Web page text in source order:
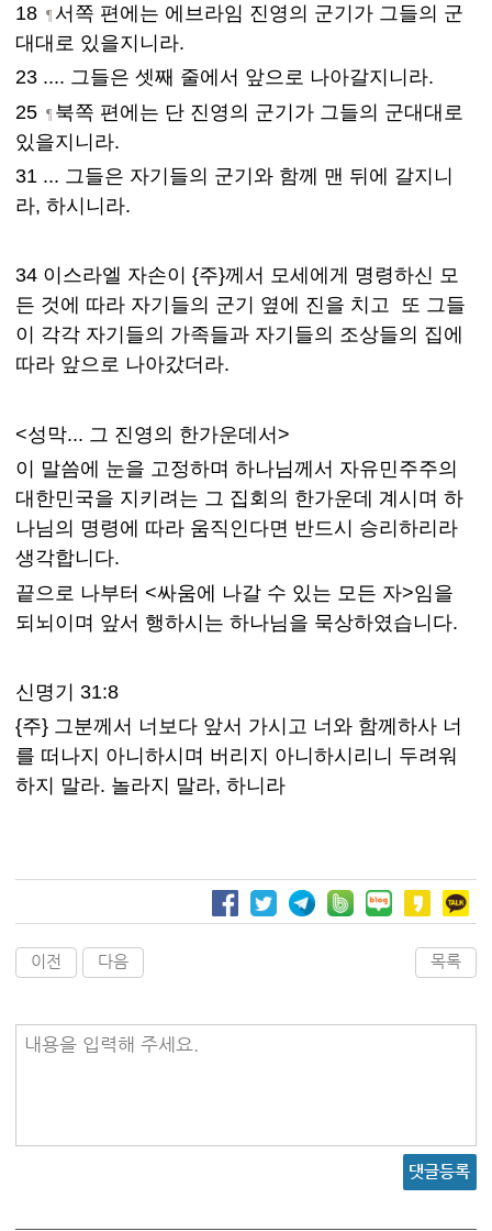
18 ¶ 서쪽 편에는 에브라임 진영의 군기가 그들의 군
대대로 있을지니라.
23 .... 그들은 셋째 줄에서 앞으로 나아갈지니라.
25 ¶ 북쪽 편에는 단 진영의 군기가 그들의 군대대로
있을지니라.
31 ... 그들은 자기들의 군기와 함께 맨 뒤에 갈지니
라, 하시니라.
34 이스라엘 자손이 {주}께서 모세에게 명령하신 모
든 것에 따라 자기들의 군기 옆에 진을 치고 또 그들
이 각각 자기들의 가족들과 자기들의 조상들의 집에
따라 앞으로 나아갔더라.
<성막... 그 진영의 한가운데서>
이 말씀에 눈을 고정하며 하나님께서 자유민주주의
대한민국을 지키려는 그 집회의 한가운데 계시며 하
나님의 명령에 따라 움직인다면 반드시 승리하리라
생각합니다.
끝으로 나부터 <싸움에 나갈 수 있는 모든 자>임을
되뇌이며 앞서 행하시는 하나님을 묵상하였습니다.
신명기 31:8
{주} 그분께서 너보다 앞서 가시고 너와 함께하사 너
를 떠나지 아니하시며 버리지 아니하시리니 두려워
하지 말라. 놀라지 말라, 하니라
이전 다음 목록
내용을 입력해 주세요.
댓글등록